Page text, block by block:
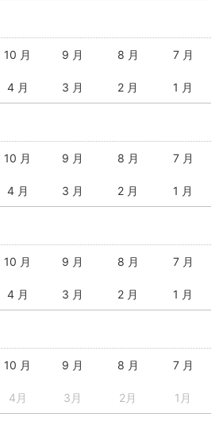
10 月 9 月 8 月 7 月
4 月 3 月 2 月 1 月
10 月 9 月 8 月 7 月
4 月 3 月 2 月 1 月
10 月 9 月 8 月 7 月
4 月 3 月 2 月 1 月
10 月 9 月 8 月 7 月
4月 3月 2月 1月